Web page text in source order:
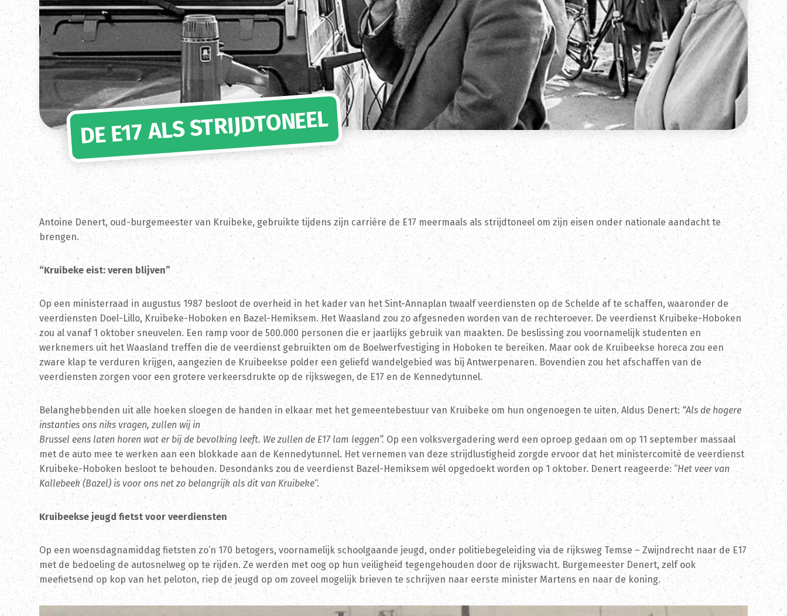
DE E17 ALS STRIJDTONEEL
Antoine Denert, oud-burgemeester van Kruibeke, gebruikte tijdens zijn carrière de E17 meermaals als strijdtoneel om zijn eisen onder nationale aandacht te
brengen.
“Kruibeke eist: veren blijven”
Op een ministerraad in augustus 1987 besloot de overheid in het kader van het Sint-Annaplan twaalf veerdiensten op de Schelde af te schaffen, waaronder de
veerdiensten Doel-Lillo, Kruibeke-Hoboken en Bazel-Hemiksem. Het Waasland zou zo afgesneden worden van de rechteroever. De veerdienst Kruibeke-Hoboken
zou al vanaf 1 oktober sneuvelen. Een ramp voor de 500.000 personen die er jaarlijks gebruik van maakten. De beslissing zou voornamelijk studenten en
werknemers uit het Waasland treffen die de veerdienst gebruikten om de Boelwerfvestiging in Hoboken te bereiken. Maar ook de Kruibeekse horeca zou een
zware klap te verduren krijgen, aangezien de Kruibeekse polder een geliefd wandelgebied was bij Antwerpenaren. Bovendien zou het afschaffen van de
veerdiensten zorgen voor een grotere verkeersdrukte op de rijkswegen, de E17 en de Kennedytunnel.
Belanghebbenden uit alle hoeken sloegen de handen in elkaar met het gemeentebestuur van Kruibeke om hun ongenoegen te uiten. Aldus Denert: “Als de hogere
instanties ons niks vragen, zullen wij in
Brussel eens laten horen wat er bij de bevolking leeft. We zullen de E17 lam leggen”. Op een volksvergadering werd een oproep gedaan om op 11 september massaal
met de auto mee te werken aan een blokkade aan de Kennedytunnel. Het vernemen van deze strijdlustigheid zorgde ervoor dat het ministercomité de veerdienst
Kruibeke-Hoboken besloot te behouden. Desondanks zou de veerdienst Bazel-Hemiksem wél opgedoekt worden op 1 oktober. Denert reageerde: “Het veer van
Kallebeek (Bazel) is voor ons net zo belangrijk als dit van Kruibeke“.
Kruibeekse jeugd fietst voor veerdiensten
Op een woensdagnamiddag fietsten zo’n 170 betogers, voornamelijk schoolgaande jeugd, onder politiebegeleiding via de rijksweg Temse – Zwijndrecht naar de E17
met de bedoeling de autosnelweg op te rijden. Ze werden met oog op hun veiligheid tegengehouden door de rijkswacht. Burgemeester Denert, zelf ook
meefietsend op kop van het peloton, riep de jeugd op om zoveel mogelijk brieven te schrijven naar eerste minister Martens en naar de koning.